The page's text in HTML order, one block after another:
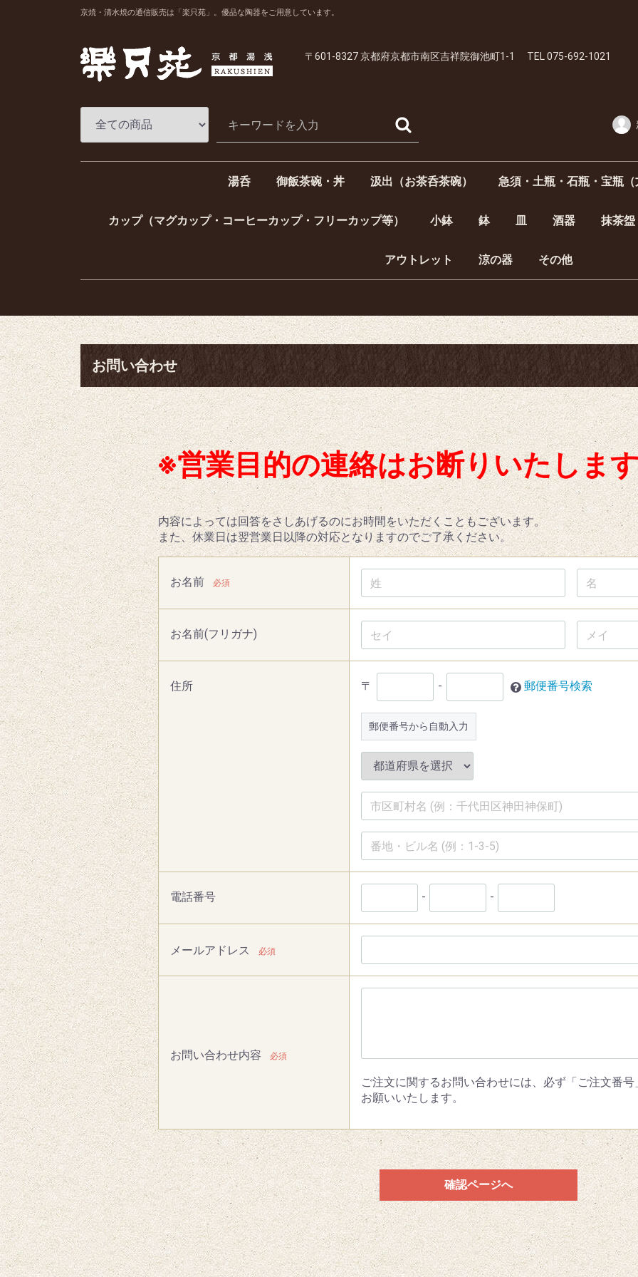
京焼・清水焼の通信販売は「楽只苑」。優品な陶器をご用意しています。
〒601-8327 京都府京都市南区吉祥院御池町1-1 TEL 075-692-1021
湯呑
一ヶ湯呑（単品湯呑）
組湯呑（夫婦湯呑）
御飯茶碗・丼
一ヶ飯碗・丼
組飯碗（夫婦飯碗）
汲出（お茶呑茶碗）
汲出 5客1組
蓋付汲出 5客1組
汲出1客
蓋付汲出1客
急須・土瓶・石瓶・宝瓶（
カップ（マグカップ・コーヒーカップ・フリーカップ等） 小鉢
向付
小付
鉢 皿
角皿
楕円皿
酒器
居酒屋揃・半酒
酒器揃
徳利（とっくり
ぐい呑
平盃
抹茶盌
アウトレット 涼の器 その他
お問い合わせ
※営業目的の連絡はお断りいたしま
内容によっては回答をさしあげるのにお時間をいただくこともございます。
また、休業日は翌営業日以降の対応となりますのでご了承ください。
お名前 必須
お名前(フリガナ)
住所 〒 - 郵便番号検索
郵便番号から自動入力
電話番号 - -
メールアドレス 必須
お問い合わせ内容 必須
ご注文に関するお問い合わせには、必ず「ご注文番
お願いいたします。
確認ページへ